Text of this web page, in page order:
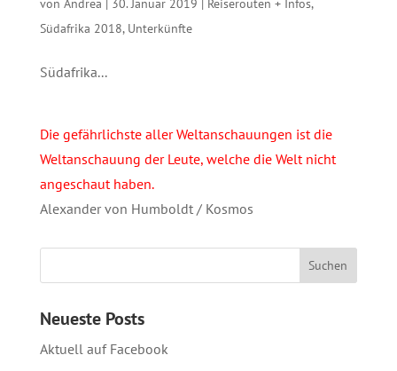
von Andrea 30. Januar 2019 Reiserouten + Infos,
Südafrika 2018, Unterkünfte
Südafrika...
Die gefährlichste aller Weltanschauungen ist die
Weltanschauung der Leute, welche die Welt nicht
angeschaut haben.
Alexander von Humboldt / Kosmos
Neueste Posts
Aktuell auf Facebook